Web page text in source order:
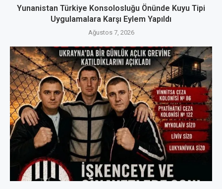
Yunanistan Türkiye Konsolosluğu Önünde Kuyu Tipi
Uygulamalara Karşı Eylem Yapıldı
Ağustos 7, 2026